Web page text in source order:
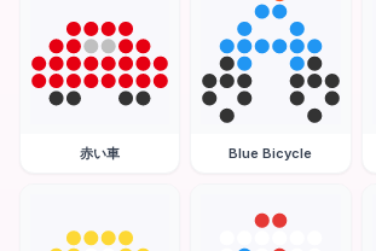
赤い車 Blue Bicycle